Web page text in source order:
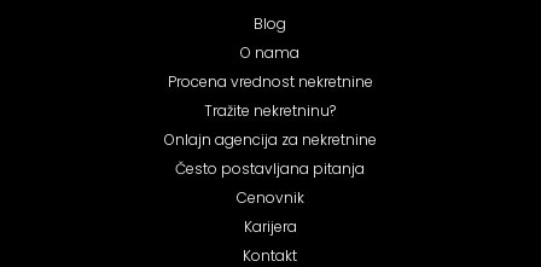
Blog
O nama
Procena vrednost nekretnine
Tražite nekretninu?
Onlajn agencija za nekretnine
Često postavljana pitanja
Cenovnik
Karijera
Kontakt